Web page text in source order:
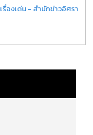
เรื่องเด่น - สำนักข่าวอิศรา